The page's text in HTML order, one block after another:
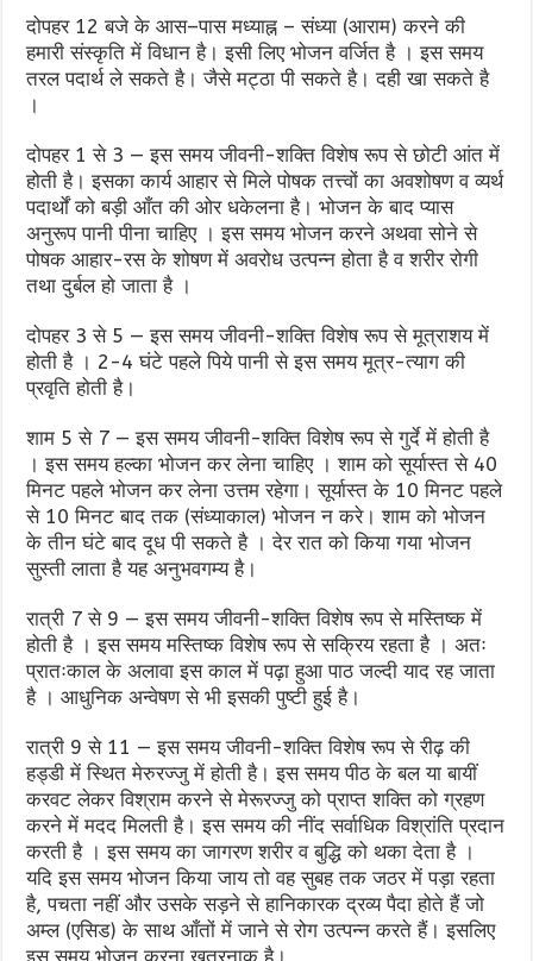
दोपहर 12 बजे के आस–पास मध्याह्न – संध्या (आराम) करने की
हमारी संस्कृति में विधान है। इसी लिए भोजन वर्जित है । इस समय
तरल पदार्थ ले सकते है। जैसे मट्ठा पी सकते है। दही खा सकते है
।
दोपहर 1 से 3 — इस समय जीवनी-शक्ति विशेष रूप से छोटी आंत में
होती है। इसका कार्य आहार से मिले पोषक तत्त्वों का अवशोषण व व्यर्थ
पदार्थों को बड़ी आँत की ओर धकेलना है। भोजन के बाद प्यास
अनुरूप पानी पीना चाहिए । इस समय भोजन करने अथवा सोने से
पोषक आहार-रस के शोषण में अवरोध उत्पन्न होता है व शरीर रोगी
तथा दुर्बल हो जाता है ।
दोपहर 3 से 5 — इस समय जीवनी-शक्ति विशेष रूप से मूत्राशय में
होती है । 2-4 घंटे पहले पिये पानी से इस समय मूत्र-त्याग की
प्रवृति होती है।
शाम 5 से 7 — इस समय जीवनी-शक्ति विशेष रूप से गुर्दे में होती है
। इस समय हल्का भोजन कर लेना चाहिए । शाम को सूर्यास्त से 40
मिनट पहले भोजन कर लेना उत्तम रहेगा। सूर्यास्त के 10 मिनट पहले
से 10 मिनट बाद तक (संध्याकाल) भोजन न करे। शाम को भोजन
के तीन घंटे बाद दूध पी सकते है । देर रात को किया गया भोजन
सुस्ती लाता है यह अनुभवगम्य है।
रात्री 7 से 9 — इस समय जीवनी-शक्ति विशेष रूप से मस्तिष्क में
होती है । इस समय मस्तिष्क विशेष रूप से सक्रिय रहता है । अतः
प्रातःकाल के अलावा इस काल में पढ़ा हुआ पाठ जल्दी याद रह जाता
है । आधुनिक अन्वेषण से भी इसकी पुष्टी हुई है।
रात्री 9 से 11 — इस समय जीवनी-शक्ति विशेष रूप से रीढ़ की
हड्डी में स्थित मेरुरज्जु में होती है। इस समय पीठ के बल या बायीं
करवट लेकर विश्राम करने से मेरूरज्जु को प्राप्त शक्ति को ग्रहण
करने में मदद मिलती है। इस समय की नींद सर्वाधिक विश्रांति प्रदान
करती है । इस समय का जागरण शरीर व बुद्धि को थका देता है ।
यदि इस समय भोजन किया जाय तो वह सुबह तक जठर में पड़ा रहता
है, पचता नहीं और उसके सड़ने से हानिकारक द्रव्य पैदा होते हैं जो
अम्ल (एसिड) के साथ आँतों में जाने से रोग उत्पन्न करते हैं। इसलिए
इस समय भोजन करना खतरनाक है।